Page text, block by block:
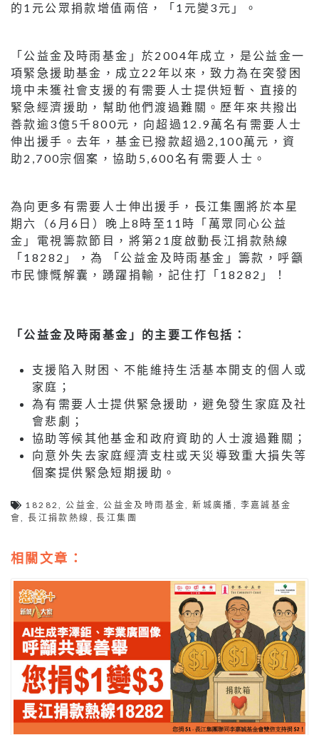
的1元公眾捐款增值兩倍，「1元變3元」。
「公益金及時雨基金」於2004年成立，是公益金一
項緊急援助基金，成立22年以來，致力為在突發困
境中未獲社會支援的有需要人士提供短暫、直接的
緊急經濟援助，幫助他們渡過難關。歷年來共撥出
善款逾3億5千800元，向超過12.9萬名有需要人士
伸出援手。去年，基金已撥款超過2,100萬元，資
助2,700宗個案，協助5,600名有需要人士。
為向更多有需要人士伸出援手，長江集團將於本星
期六（6月6日）晚上8時至11時「萬眾同心公益
金」電視籌款節目，將第21度啟動長江捐款熱線
「18282」，為 「公益金及時雨基金」籌款，呼籲
巿民慷慨解囊，踴躍捐輸，記住打「18282」！
「公益金及時雨基金」的主要工作包括：
支援陷入財困、不能維持生活基本開支的個人或
家庭；
為有需要人士提供緊急援助，避免發生家庭及社
會悲劇；
協助等候其他基金和政府資助的人士渡過難關；
向意外失去家庭經濟支柱或天災導致重大損失等
個案提供緊急短期援助。
18282,公益金,公益金及時雨基金,新城廣播 , 李嘉誠基金
會,長江捐款熱線 ,長江集團
相關文章：